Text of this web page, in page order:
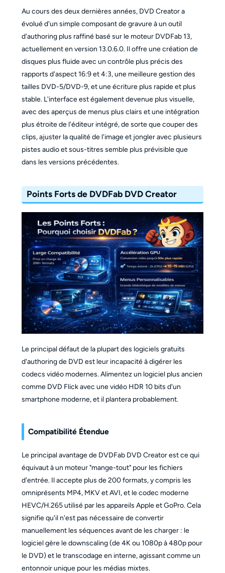
Au cours des deux dernières années, DVD Creator a
évolué d'un simple composant de gravure à un outil
d'authoring plus raffiné basé sur le moteur DVDFab 13,
actuellement en version 13.0.6.0. Il offre une création de
disques plus fluide avec un contrôle plus précis des
rapports d'aspect 16:9 et 4:3, une meilleure gestion des
tailles DVD-5/DVD-9, et une écriture plus rapide et plus
stable. L'interface est également devenue plus visuelle,
avec des aperçus de menus plus clairs et une intégration
plus étroite de l'éditeur intégré, de sorte que couper des
clips, ajuster la qualité de l'image et jongler avec plusieurs
pistes audio et sous-titres semble plus prévisible que
dans les versions précédentes.
Points Forts de DVDFab DVD Creator
Le principal défaut de la plupart des logiciels gratuits
d'authoring de DVD est leur incapacité à digérer les
codecs vidéo modernes. Alimentez un logiciel plus ancien
comme DVD Flick avec une vidéo HDR 10 bits d'un
smartphone moderne, et il plantera probablement.
Compatibilité Étendue
Le principal avantage de DVDFab DVD Creator est ce qui
équivaut à un moteur "mange-tout" pour les fichiers
d'entrée. Il accepte plus de 200 formats, y compris les
omniprésents MP4, MKV et AVI, et le codec moderne
HEVC/H.265 utilisé par les appareils Apple et GoPro. Cela
signifie qu'il n'est pas nécessaire de convertir
manuellement les séquences avant de les charger : le
logiciel gère le downscaling (de 4K ou 1080p à 480p pour
le DVD) et le transcodage en interne, agissant comme un
entonnoir unique pour les médias mixtes.